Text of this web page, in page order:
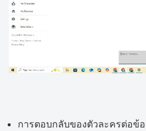
การตอบกลับของตัวละครต่อข้